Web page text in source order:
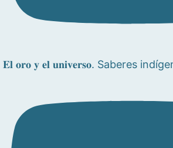
𝐄𝐥 𝐨𝐫𝐨 𝐲 𝐞𝐥 𝐮𝐧𝐢𝐯𝐞𝐫𝐬𝐨. Saberes